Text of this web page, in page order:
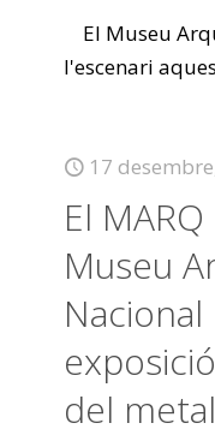
El Museu
l'escenari
17
El
Museu
del